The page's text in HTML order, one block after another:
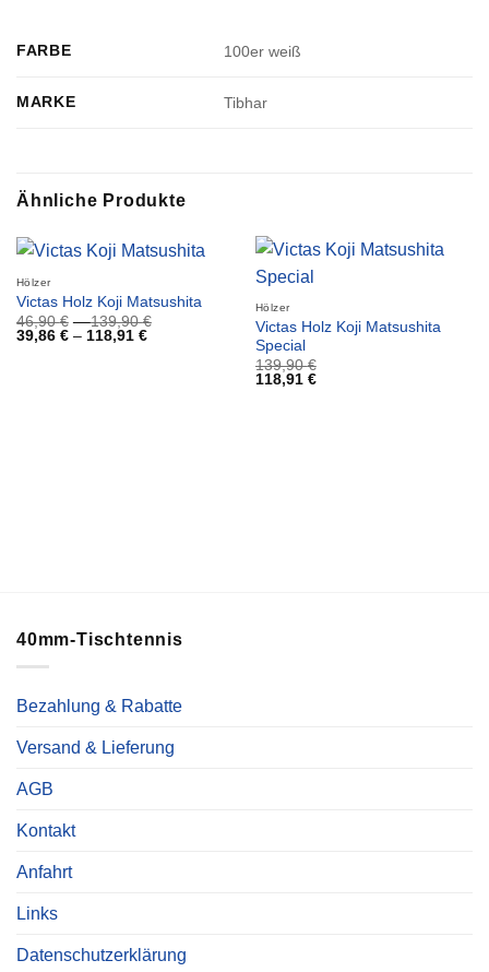
FARBE 100er weiß
MARKE Tibhar
Ähnliche Produkte
Hölzer
Victas Holz Koji Matsushita
46,90€ –139,90€
39,86 €– 118,91 €
Hölzer
Victas Holz Koji Matsushita
Special
139,90€
118,91 €
40mm-Tischtennis
Bezahlung & Rabatte
Versand & Lieferung
AGB
Kontakt
Anfahrt
Links
Datenschutzerklärung